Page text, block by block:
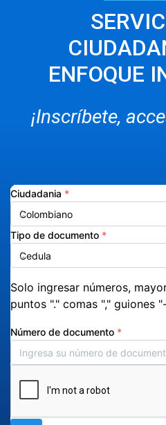
ENFOQUE
¡Inscríbete,